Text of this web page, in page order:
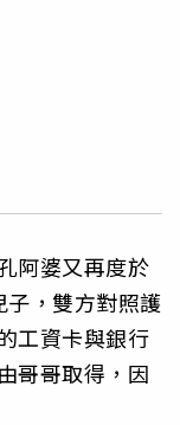
阿婆又再度於
，雙方對照護
工資卡與銀行
哥哥取得，因